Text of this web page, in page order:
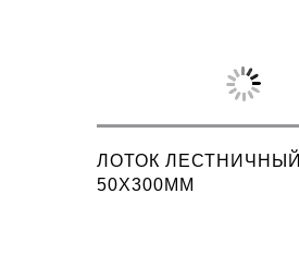
ЛОТОК ЛЕСТНИЧНЫЙ
50X300ММ